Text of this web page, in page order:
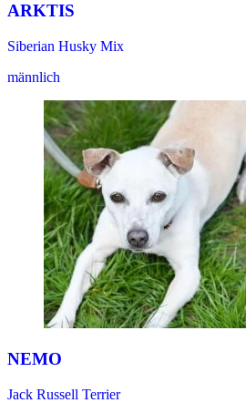
ARKTIS
Siberian Husky Mix
männlich
NEMO
Jack Russell Terrier